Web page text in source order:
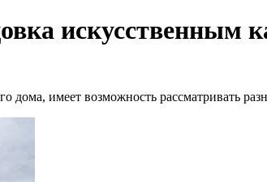
искусственным
дома, имеет возможность рассматривать